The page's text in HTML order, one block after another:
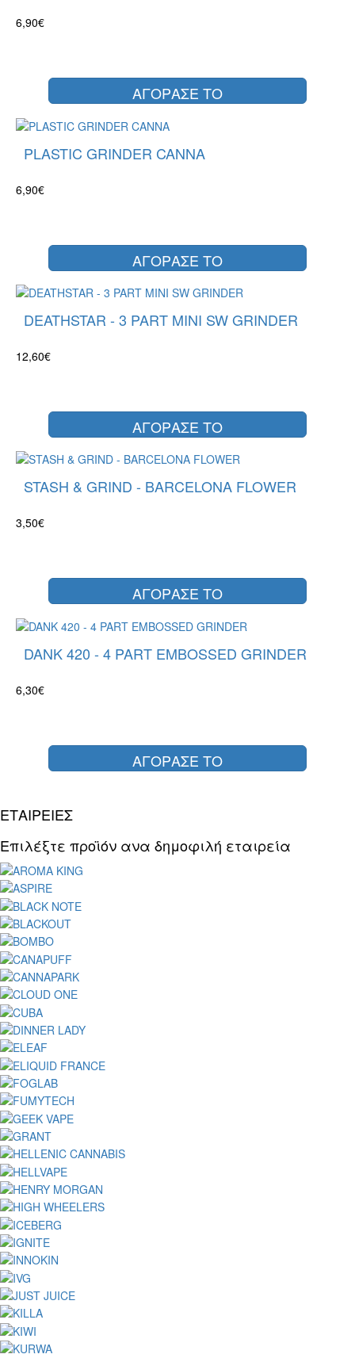
6,90€
ΑΓΟΡΑΣΕ ΤΟ
PLASTIC GRINDER CANNA
6,90€
ΑΓΟΡΑΣΕ ΤΟ
DEATHSTAR - 3 PART MINI SW GRINDER
12,60€
ΑΓΟΡΑΣΕ ΤΟ
STASH & GRIND - BARCELONA FLOWER
3,50€
ΑΓΟΡΑΣΕ ΤΟ
DANK 420 - 4 PART EMBOSSED GRINDER
6,30€
ΑΓΟΡΑΣΕ ΤΟ
ΕΤΑΙΡΕΙΕΣ
Επιλέξτε προϊόν ανα δημοφιλή εταιρεία